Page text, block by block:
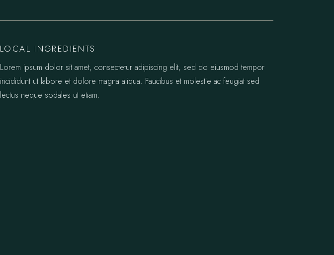
LOCAL INGREDIENTS
Lorem ipsum dolor sit amet, consectetur adipiscing elit, sed do eiusmod tempor
incididunt ut labore et dolore magna aliqua. Faucibus et molestie ac feugiat sed
lectus neque sodales ut etiam.